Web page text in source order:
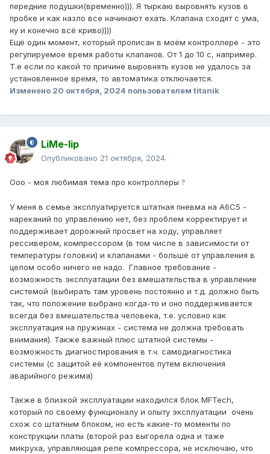
передние подушки(временно))). Я тыркаю выровнять кузов в
пробке и как назло все начинают ехать. Клапана сходят с ума,
ну и конечно всё криво))))
Ещё один момент, который прописан в моём контроллере - это
регулируемое время работы клапанов. От 1 до 10 с, например.
Т.е если по какой то причине выровнять кузов не удалось за
установленное время, то автоматика отключается.
Изменено 20 октября, 2024 пользователем titanik
LiMe-lip
Опубликовано 21 октября, 2024
Ооо - моя любимая тема про контроллеры ?
У меня в семье эксплуатируется штатная пневма на А6С5 -
нареканий по управлению нет, без проблем корректирует и
поддерживает дорожный просвет на ходу, управляет
рессивером, компрессором (в том числе в зависимости от
температуры головки) и клапанами - больше от управления в
целом особо ничего не надо. Главное требование -
возможность эксплуатации без вмешательства в управление
системой (выбирать там уровень постоянно и т.д. должно быть
так, что положение выбрано когда-то и оно поддерживается
всегда без вмешательства человека, т.е. условно как
эксплуатация на пружинах - система не должна требовать
внимания). Также важный плюс штатной системы -
возможность диагностирования в т.ч. самодиагностика
системы (с защитой её компонентов путем включения
аварийного режима)
Также в близкой эксплуатации находился блок MFTech,
который по своему функционалу и опыту эксплуатации очень
схож со штатным блоком, но есть какие-то моменты по
конструкции платы (второй раз выгорела одна и таже
микруха, управляющая реле компрессора, не исключаю, что